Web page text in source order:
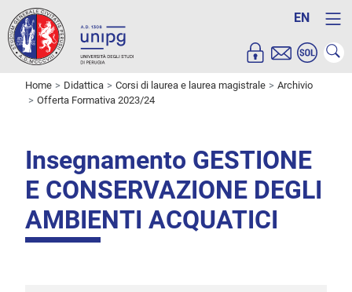
EN
Home Didattica Corsi di laurea e laurea magistrale
Archivio
Offerta Formativa 2023/24
Insegnamento GESTIONE
E CONSERVAZIONE DEGLI
AMBIENTI ACQUATICI